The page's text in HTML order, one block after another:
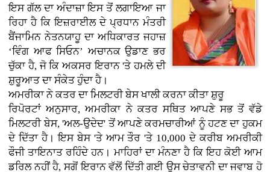
ਇਸ ਗੱਲ ਦਾ ਅੰਦਾਜ਼ਾ ਇਸ ਤੋਂ ਲਗਾਇਆ ਜਾ
ਰਿਹਾ ਹੈ ਕਿ ਇਜ਼ਰਾਈਲ ਦੇ ਪ੍ਰਧਾਨ ਮੰਤਰੀ
ਬੈਂਜਾਮਿਨ ਨੇਤਨਯਾਹੂ ਦਾ ਅਧਿਕਾਰਤ ਜਹਾਜ਼
‘ਵਿੰਗ ਆਫ ਸਿਓਨ’ ਅਚਾਨਕ ਉਡਾਣ ਭਰ
ਚੁੱਕਾ ਹੈ, ਜੋ ਕਿ ਅਕਸਰ ਇਰਾਨ 'ਤੇ ਹਮਲੇ ਦੀ
ਸ਼ੁਰੂਆਤ ਦਾ ਸੰਕੇਤ ਹੁੰਦਾ ਹੈ।
ਅਮਰੀਕਾ ਨੇ ਕਤਰ ਦਾ ਮਿਲਟਰੀ ਬੇਸ ਖਾਲੀ ਕਰਨਾ ਕੀਤਾ ਸ਼ੁਰੂ
ਰਿਪੋਰਟਾਂ ਅਨੁਸਾਰ, ਅਮਰੀਕਾ ਨੇ ਕਤਰ ਸਥਿਤ ਆਪਣੇ ਸਭ ਤੋਂ ਵੱਡੇ
ਮਿਲਟਰੀ ਬੇਸ, 'ਅਲ-ਉਦੇਦ' ਤੋਂ ਆਪਣੇ ਕਰਮਚਾਰੀਆਂ ਨੂੰ ਹਟਣ ਦਾ ਹੁਕਮ
ਦੇ ਦਿੱਤਾ ਹੈ। ਇਸ ਬੇਸ 'ਤੇ ਆਮ ਤੌਰ 'ਤੇ 10,000 ਦੇ ਕਰੀਬ ਅਮਰੀਕੀ
ਫੌਜੀ ਤਾਇਨਾਤ ਰਹਿੰਦੇ ਹਨ। ਮਾਹਿਰਾਂ ਦਾ ਮੰਨਣਾ ਹੈ ਕਿ ਇਹ ਕੋਈ ਆਮ
ਡਰਿਲ ਨਹੀਂ ਹੈ, ਸਗੋਂ ਇਰਾਨ ਵੱਲੋਂ ਦਿੱਤੀ ਗਈ ਉਸ ਚੇਤਾਵਨੀ ਦਾ ਜਵਾਬ ਹੋ